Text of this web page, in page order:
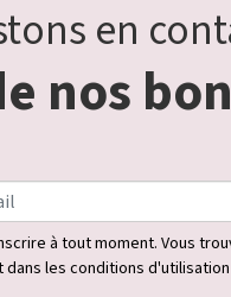
en
nos
à tout moment. Vous
les conditions